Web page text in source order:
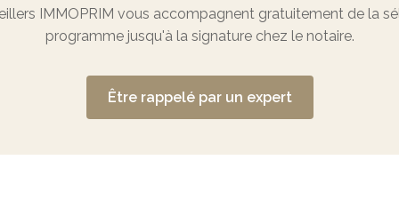
IMMOPRIM vous accompagnent gratuitement de la
programme jusqu'à la signature chez le notaire.
Être rappelé par un expert